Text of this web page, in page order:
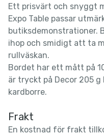
Ett prisvärt och snyggt
Expo Table passar
butiksdemonstrationer.
ihop och smidigt att ta
rullväskan.
Bordet har ett mått på
är tryckt på Decor 205 g
kardborre.
Frakt
En kostnad för frakt